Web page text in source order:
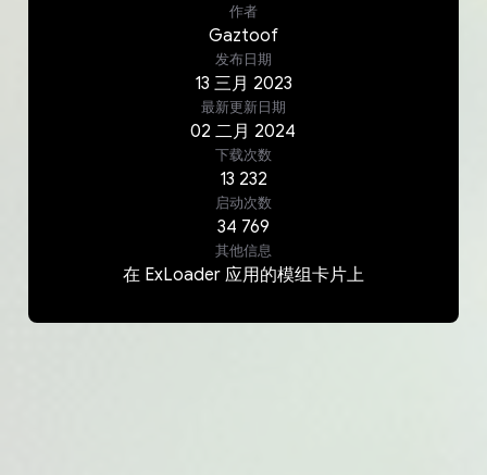
作者
Gaztoof
发布日期
13 三月 2023
最新更新日期
02二月 2024
下载次数
13 232
启动次数
34 769
其他信息
在 ExLoader 应用的模组卡片上